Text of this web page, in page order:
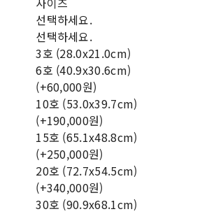
선택하세요.
선택하세요.
3호 (28.0x21.0cm)
6호 (40.9x30.6cm)
(+60,000원)
10호 (53.0x39.7cm)
(+190,000원)
15호 (65.1x48.8cm)
(+250,000원)
20호 (72.7x54.5cm)
(+340,000원)
30호 (90.9x68.1cm)